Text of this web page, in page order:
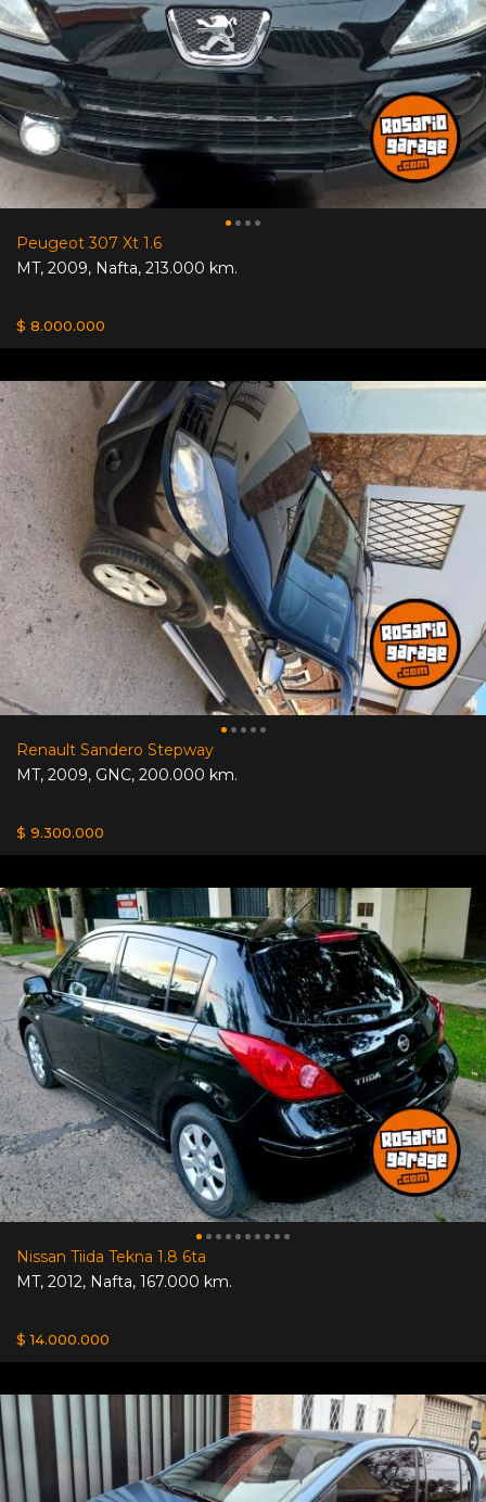
Peugeot 307 Xt 1.6
MT, 2009, Nafta, 213.000 km.
$ 8.000.000
Renault Sandero Stepway
MT, 2009, GNC, 200.000 km.
$ 9.300.000
Nissan Tiida Tekna 1.8 6ta
MT, 2012, Nafta, 167.000 km.
$ 14.000.000